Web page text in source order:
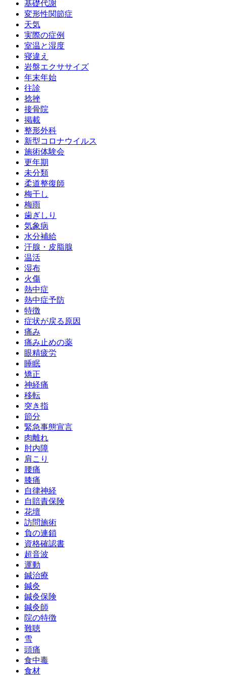
基礎代謝
変形性関節症
天気
実際の症例
室温と湿度
寝違え
岩盤エクササイズ
年末年始
往診
捻挫
接骨院
掲載
整形外科
新型コロナウイルス
施術体験会
更年期
未分類
柔道整復師
梅干し
梅雨
歯ぎしり
気象病
水分補給
汗腺・皮脂腺
温活
湿布
火傷
熱中症
熱中症予防
特徴
症状が戻る原因
痛み
痛み止めの薬
眼精疲労
睡眠
矯正
神経痛
移転
突き指
節分
緊急事態宣言
肉離れ
肘内障
肩こり
腰痛
膝痛
自律神経
自賠責保険
花壇
訪問施術
負の連鎖
資格確認書
超音波
運動
鍼治療
鍼灸
鍼灸保険
鍼灸師
院の特徴
難聴
雪
頭痛
食中毒
食材